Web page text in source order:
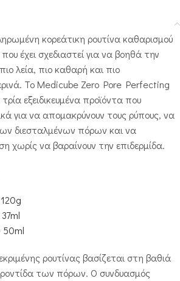
κορεάτικη ρουτίνα καθαρισμού
έχει σχεδιαστεί για να βοηθά την
λεία, πιο καθαρή και πιο
Το Medicube Zero Pore Perfecting
εξειδικευμένα προϊόντα που
για να απομακρύνουν τους ρύπους, να
διεσταλμένων πόρων και να
χωρίς να βαραίνουν την επιδερμίδα.
50ml
ρουτίνας βασίζεται στη βαθιά
των πόρων. Ο συνδυασμός